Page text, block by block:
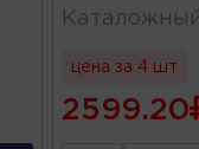
цена за 4 шт
2599.20